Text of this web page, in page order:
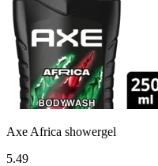
Axe Africa showergel
5.49